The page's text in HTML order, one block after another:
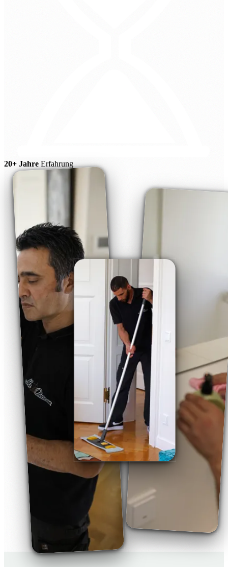
20+ Jahre Erfahrung